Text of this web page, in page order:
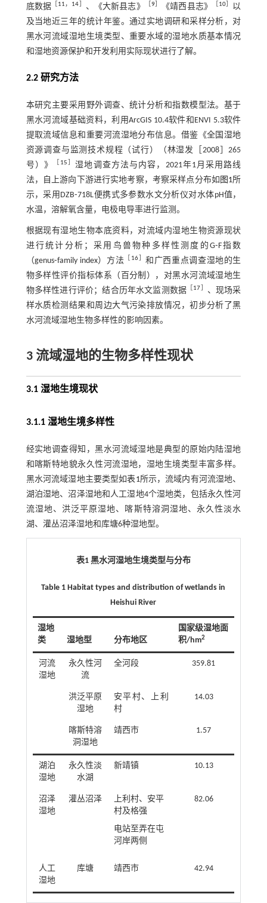
底数据
11， 14 、《大新县志》 9］ 《靖西县志》 10
以
及当地近三年的统计年鉴。通过实地调研和采样分析，对
黑水河流域湿地生境类型、重要水域的湿地水质基本情况
和湿地资源保护和开发利用实际现状进行了解。
2.2 研究方法
本研究主要采用野外调查、统计分析和指数模型法。基于
黑水河流域基础资料，利用ArcGIS 10.4软件和ENVI 5.3软件
提取流域信息和重要河流湿地分布信息。借鉴《全国湿地
资源调查与监测技术规程（试行）（林湿发［2008］265
号）》
15 ］湿地调查方法与内容，2021年1月采用路线
法，自上游向下游进行实地考察，考察采样点分布如 图1所
示，采用DZB⁃718L便携式多参数水文分析仪对水体pH值，
水温，溶解氧含量，电极电导率进行监测。
根据现有湿地生物本底资料，对流域内湿地生物资源现状
进行统计分析；采用鸟兽物种多样性测度的G⁃F指数
（genus⁃family index）方法
16］和广西重点调查湿地的生
物多样性评价指标体系（百分制），对黑水河流域湿地生
物多样性进行评价；结合历年水文监测数据
17
、现场采
样水质检测结果和周边大气污染排放情况，初步分析了黑
水河流域湿地生物多样性的影响因素。
3 流域湿地的生物多样性现状
3.1 湿地生境现状
3.1.1 湿地生境多样性
经实地调查得知，黑水河流域湿地是典型的原始内陆湿地
和喀斯特地貌永久性河流湿地，湿地生境类型丰富多样。
黑水河流域湿地主要类型如表1所示，流域内有河流湿地、
湖泊湿地、沼泽湿地和人工湿地4个湿地类，包括永久性河
流湿地、洪泛平原湿地、喀斯特溶洞湿地、永久性淡水
湖、灌丛沼泽湿地和库塘6种湿地型。
表1 黑水河湿地生境类型与分布
Table 1 Habitat types and distribution of wetlands in
Heishui River
湿地
类
湿地型 分布地区
国家级湿地面
积/hm2
河流
湿地
永久性河
流
全河段 359.81
洪泛平原
湿地
安平村、上利
村
14.03
喀斯特溶
洞湿地
靖西市 1.57
湖泊
湿地
永久性淡
水湖
新靖镇 10.13
沼泽
湿地
灌丛沼泽
上利村、安平
村及格强
电站至弄在屯
河岸两侧
82.06
人工
湿地
库塘 靖西市 42.94